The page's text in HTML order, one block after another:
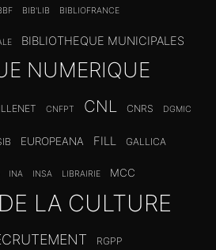
BIB'LIB BIBLIOFRANCE
BIBLIOTHEQUE MUNICIPALES
NUMERIQUE
CNFPT CNL CNRS DGMIC
EUROPEANA FILL GALLICA
INA INSA LIBRAIRIE MCC
LA CULTURE
RGPP